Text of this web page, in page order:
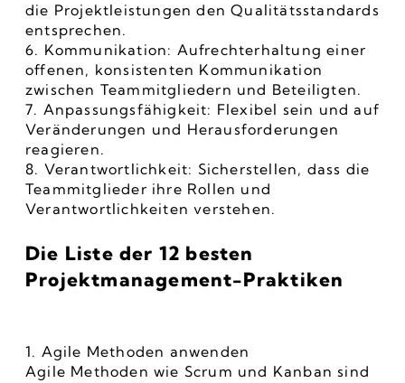
die Projektleistungen den Qualitätsstandards
entsprechen.
6. Kommunikation: Aufrechterhaltung einer
offenen, konsistenten Kommunikation
zwischen Teammitgliedern und Beteiligten.
7. Anpassungsfähigkeit: Flexibel sein und auf
Veränderungen und Herausforderungen
reagieren.
8. Verantwortlichkeit: Sicherstellen, dass die
Teammitglieder ihre Rollen und
Verantwortlichkeiten verstehen.
Die Liste der 12 besten
Projektmanagement-Praktiken
1. Agile Methoden anwenden
Agile Methoden wie Scrum und Kanban sind